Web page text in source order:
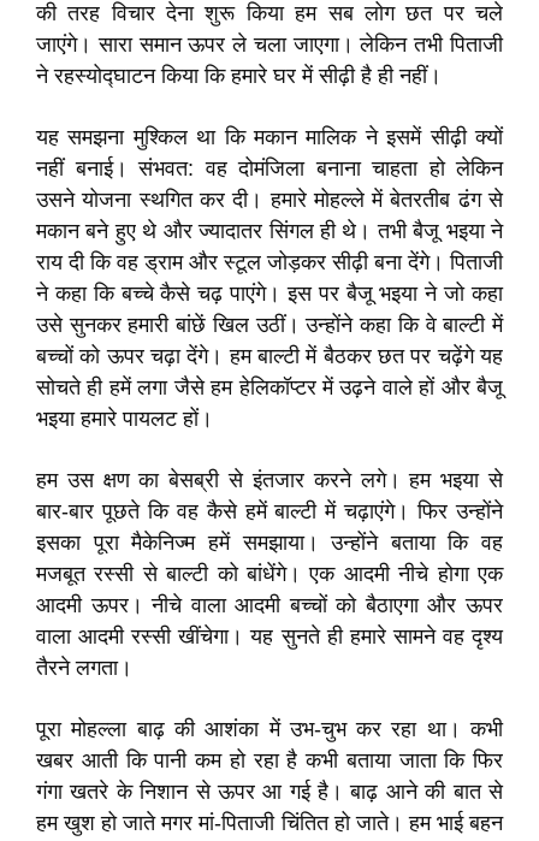
की तरह विचार देना शुरू किया हम सब लोग छत पर चले
जाएंगे। सारा समान ऊपर ले चला जाएगा। लेकिन तभी पिताजी
ने रहस्योद्घाटन किया कि हमारे घर में सीढ़ी है ही नहीं।
यह समझना मुश्किल था कि मकान मालिक ने इसमें सीढ़ी क्यों
नहीं बनाई। संभवत: वह दोमंजिला बनाना चाहता हो लेकिन
उसने योजना स्थगित कर दी। हमारे मोहल्ले में बेतरतीब ढंग से
मकान बने हुए थे और ज्यादातर सिंगल ही थे। तभी बैजू भइया ने
राय दी कि वह ड्राम और स्टूल जोड़कर सीढ़ी बना देंगे। पिताजी
ने कहा कि बच्चे कैसे चढ़ पाएंगे। इस पर बैजू भइया ने जो कहा
उसे सुनकर हमारी बांछें खिल उठीं। उन्होंने कहा कि वे बाल्टी में
बच्चों को ऊपर चढ़ा देंगे। हम बाल्टी में बैठकर छत पर चढ़ेंगे यह
सोचते ही हमें लगा जैसे हम हेलिकॉप्टर में उढ़ने वाले हों और बैजू
भइया हमारे पायलट हों।
हम उस क्षण का बेसब्री से इंतजार करने लगे। हम भइया से
बार-बार पूछते कि वह कैसे हमें बाल्टी में चढ़ाएंगे। फिर उन्होंने
इसका पूरा मैकेनिज्म हमें समझाया। उन्होंने बताया कि वह
मजबूत रस्सी से बाल्टी को बांधेंगे। एक आदमी नीचे होगा एक
आदमी ऊपर। नीचे वाला आदमी बच्चों को बैठाएगा और ऊपर
वाला आदमी रस्सी खींचेगा। यह सुनते ही हमारे सामने वह दृश्य
तैरने लगता।
पूरा मोहल्ला बाढ़ की आशंका में उभ-चुभ कर रहा था। कभी
खबर आती कि पानी कम हो रहा है कभी बताया जाता कि फिर
गंगा खतरे के निशान से ऊपर आ गई है। बाढ़ आने की बात से
हम खुश हो जाते मगर मां-पिताजी चिंतित हो जाते। हम भाई बहन